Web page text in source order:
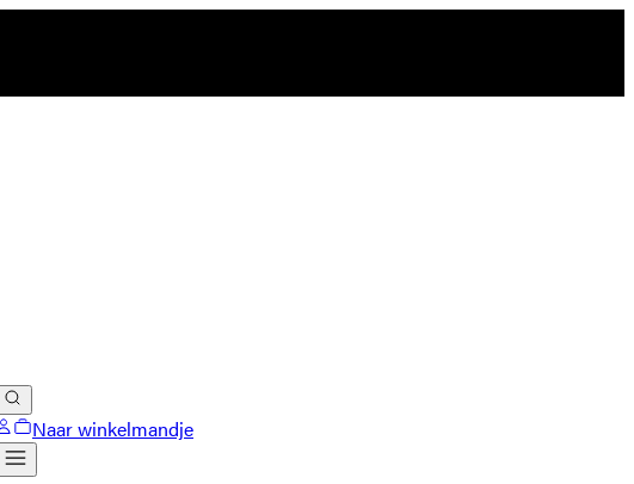
Naar winkelmandje